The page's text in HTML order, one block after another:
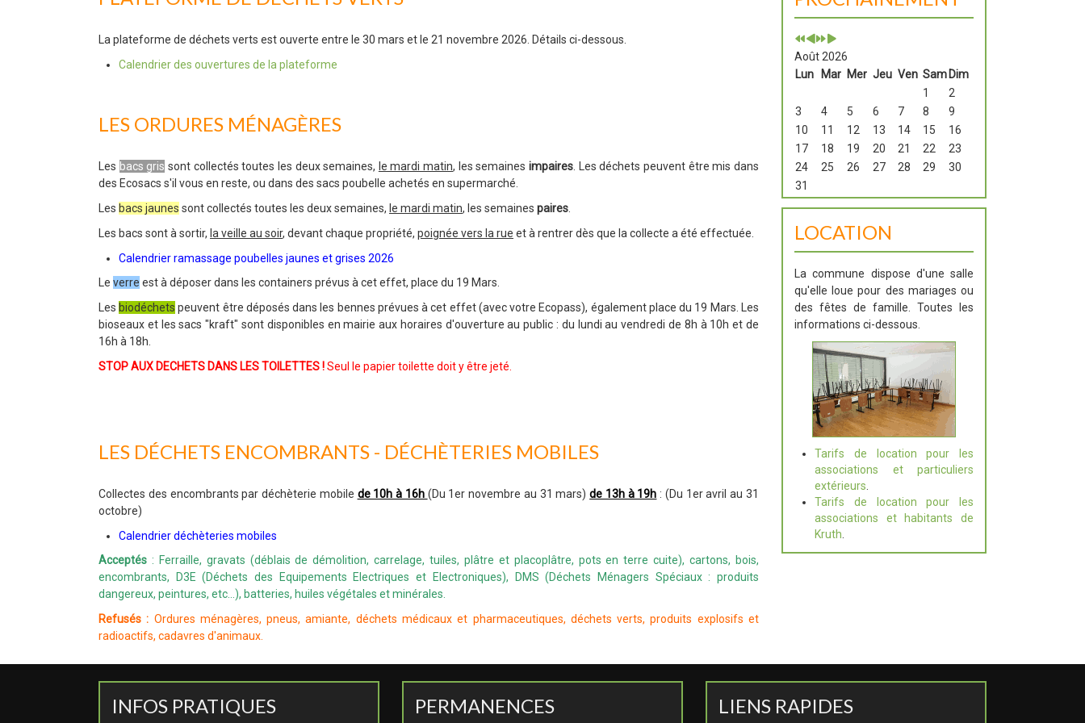
La plateforme de déchets verts est ouverte entre le 30 mars et le 21 novembre 2026. Détails ci-dessous.
Calendrier des ouvertures de la plateforme
LES ORDURES MÉNAGÈRES
Les bacs gris sont collectés toutes les deux semaines, le mardi matin, les semainesimpaires . Les déchets peuvent être mis dans
des Ecosacs s'il vous en reste, ou dans des sacs poubelle achetés en supermarché.
Les bacs jaunes sont collectés toutes les deux semaines, le mardi matin, les semaines paires
Les bacs sont à sortir, la veille au soir, devant chaque propriété, poignée vers la rue et à rentrer dès que la collecte a été effectuée.
Calendrier ramassage poubelles jaunes et grises 2026
Le verre est à déposer dans les containers prévus à cet effet, place du 19 Mars.
Les biodéchets peuvent être déposés dans les bennes prévues à cet effet (avec votre Ecopass), également place du 19 Mars. Les
bioseaux et les sacs "kraft" sont disponibles en mairie aux horaires d'ouverture au public : du lundi au vendredi de 8h à 10h et de
16h à 18h.
STOP AUX DECHETS DANS LES TOILETTES!Seul le papier toilette doit y être jeté.
LES DÉCHETS ENCOMBRANTS - DÉCHÈTERIES MOBILES
Collectes des encombrants par déchèterie mobile de 10h à 16h (Du 1er novembre au 31 mars) de 13h à 19h : (Du 1er avril au 31
octobre)
Calendrier déchèteries mobiles
Acceptés : Ferraille, gravats (déblais de démolition, carrelage, tuiles, plâtre et placoplâtre, pots en terre cuite), cartons, bois,
encombrants, D3E (Déchets des Equipements Electriques et Electroniques), DMS (Déchets Ménagers Spéciaux : produits
dangereux, peintures, etc...), batteries, huiles végétales et minérales.
Refusés : Ordures ménagères, pneus, amiante, déchets médicaux et pharmaceutiques, déchets verts, produits explosifs et
radioactifs, cadavres d'animaux.
Août 2026
Lun
Mar Mer Jeu Ven Sam Dim
1
2
3
4 5 6 7 8
9
10
11 12 13 14 15
16
17
18 19 20 21 22
23
24
25 26 27 28 29
30
31
LOCATION
La commune dispose d'une salle
qu'elle loue pour des mariages ou
des fêtes de famille. Toutes les
informations ci-dessous.
Tarifs de location pour les
associations et particuliers
extérieurs
Tarifs de location pour les
associations et habitants de
Kruth
INFOS PRATIQUES PERMANENCES LIENS RAPIDES